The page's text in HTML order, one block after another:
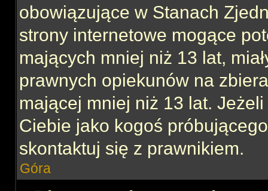
obowiązujące w Stanach
strony internetowe mogące
mających mniej niż 13 lat,
prawnych opiekunów na
mającej mniej niż 13 lat.
Ciebie jako kogoś
skontaktuj się z prawnikiem.
Góra